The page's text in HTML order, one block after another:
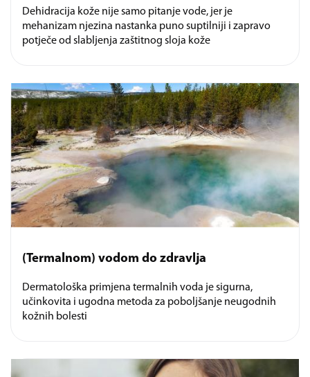
Dehidracija kože nije samo pitanje vode, jer je
mehanizam njezina nastanka puno suptilniji i zapravo
potječe od slabljenja zaštitnog sloja kože
(Termalnom) vodom do zdravlja
Dermatološka primjena termalnih voda je sigurna,
učinkovita i ugodna metoda za poboljšanje neugodnih
kožnih bolesti